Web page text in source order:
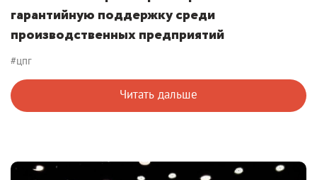
гарантийную поддержку среди
производственных предприятий
#цпг
Читать дальше